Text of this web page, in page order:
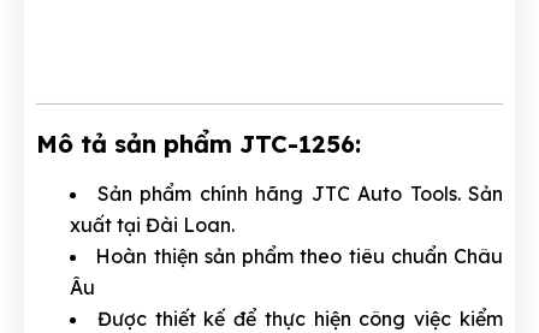
Mô tả sản phẩm JTC-1256:
Sản phẩm chính hãng JTC Auto Tools. Sản
xuất tại Đài Loan.
Hoàn thiện sản phẩm theo tiêu chuẩn Châu
Âu
Được thiết kế để thực hiện công việc kiểm